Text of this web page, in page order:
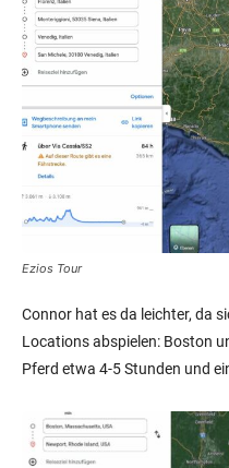
Ezios Tour
Connor hat es da leichter, da
Locations abspielen: Boston
Pferd etwa 4-5 Stunden und